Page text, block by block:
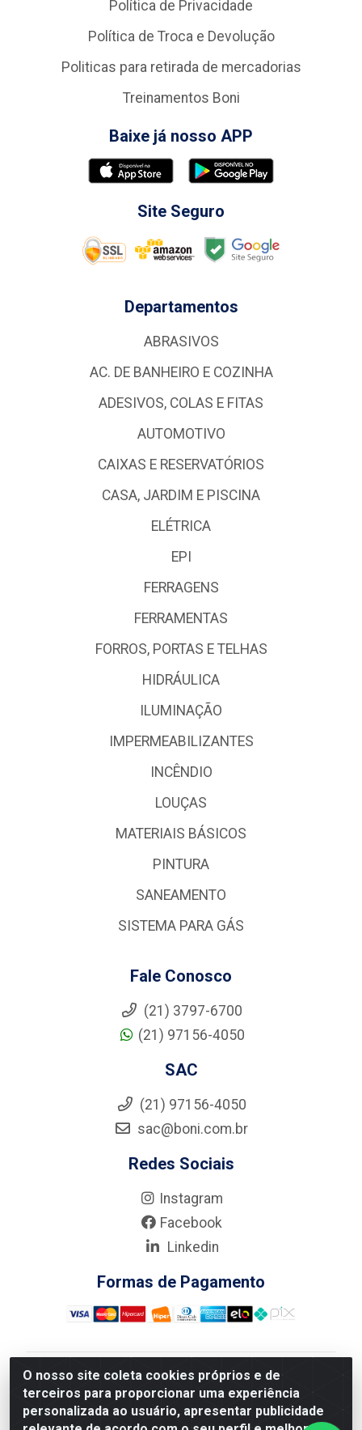
O nosso site coleta cookies próprios e de
terceiros para proporcionar uma experiência
personalizada ao usuário, apresentar publicidade
Política de Privacidade
Política de Troca e Devolução
Politicas para retirada de mercadorias
Treinamentos Boni
Baixe já nosso APP
Site Seguro
Departamentos
ABRASIVOS
AC. DE BANHEIRO E COZINHA
ADESIVOS, COLAS E FITAS
AUTOMOTIVO
CAIXAS E RESERVATÓRIOS
CASA, JARDIM E PISCINA
ELÉTRICA
EPI
FERRAGENS
FERRAMENTAS
FORROS, PORTAS E TELHAS
HIDRÁULICA
ILUMINAÇÃO
IMPERMEABILIZANTES
INCÊNDIO
LOUÇAS
MATERIAIS BÁSICOS
PINTURA
SANEAMENTO
SISTEMA PARA GÁS
Fale Conosco
(21) 3797-6700
(21) 97156-4050
SAC
(21) 97156-4050
sac@boni.com.br
Redes Sociais
Instagram
Facebook
Linkedin
Formas de Pagamento
Nova Boni Distribuidora de Material de Construção LTDA
- Rua Alice Tibiriçá, 330 - Vila Da Penha, Rio de
Janeiro/RJ - CEP: 21.210-110 - CNPJ: 11.003.135/0001-